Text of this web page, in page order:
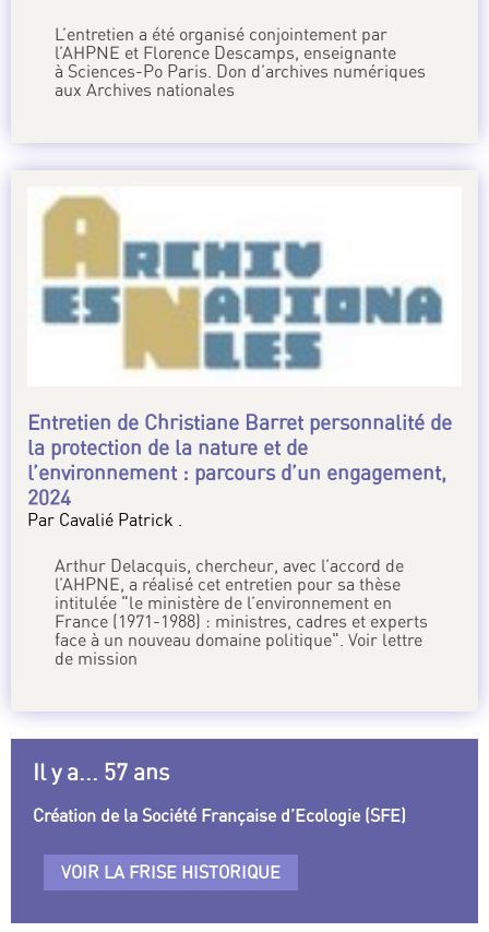
L’entretien a été organisé conjointement par
l’AHPNE et Florence Descamps, enseignante
à Sciences-Po Paris. Don d’archives numériques
aux Archives nationales
Entretien de Christiane Barret personnalité de
la protection de la nature et de
l’environnement : parcours d’un engagement,
2024
Par Cavalié Patrick .
Arthur Delacquis, chercheur, avec l’accord de
l’AHPNE, a réalisé cet entretien pour sa thèse
intitulée "le ministère de l’environnement en
France (1971-1988) : ministres, cadres et experts
face à un nouveau domaine politique". Voir lettre
de mission
Il y a... 57 ans
Création de la Société Française d’Ecologie (SFE)
VOIR LA FRISE HISTORIQUE